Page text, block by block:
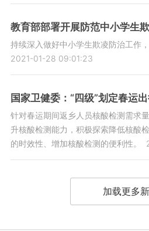
教育部部署开展防范中小学生
持续深入做好中小学生欺凌防治工作
2021-01-28 09:01:23
国家卫健委：“四级”划定春运
针对春运期间返乡人员核酸检测需求
升核酸检测能力，积极探索降低核酸
的时效性、增加核酸检测的便利性。
加载更多